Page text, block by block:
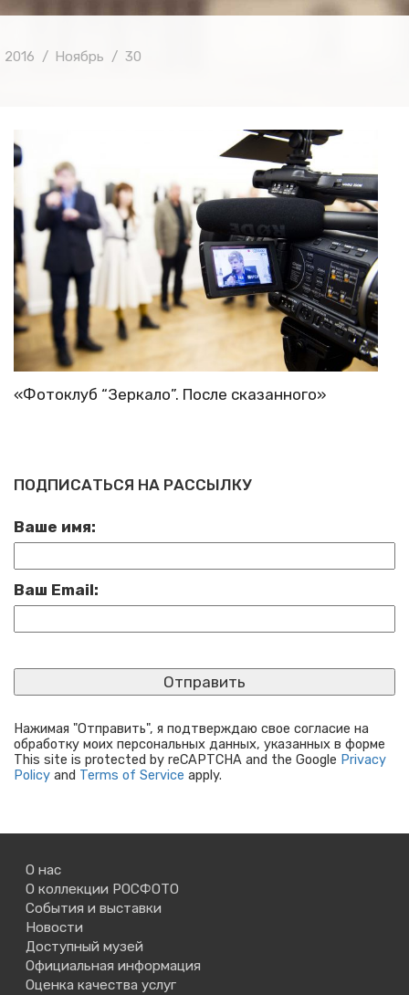
2016 Ноябрь 30
«Фотоклуб “Зеркало”. После сказанного»
ПОДПИСАТЬСЯ НА РАССЫЛКУ
Ваше имя:
Ваш Email:
Нажимая "Отправить", я подтверждаю свое согласие на
обработку моих персональных данных, указанных в форме
This site is protected by reCAPTCHA and the Google Privacy
Policy and Terms of Service apply.
О нас
О коллекции РОСФОТО
События и выставки
Новости
Доступный музей
Официальная информация
Оценка качества услуг